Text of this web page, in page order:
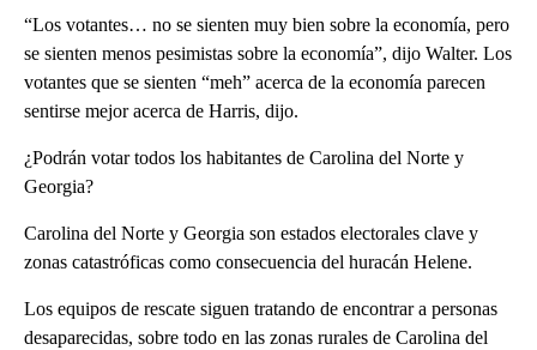
“Los votantes… no se sienten muy bien sobre la economía, pero
se sienten menos pesimistas sobre la economía”, dijo Walter. Los
votantes que se sienten “meh” acerca de la economía parecen
sentirse mejor acerca de Harris, dijo.
¿Podrán votar todos los habitantes de Carolina del Norte y
Georgia?
Carolina del Norte y Georgia son estados electorales clave y
zonas catastróficas como consecuencia del huracán Helene.
Los equipos de rescate siguen tratando de encontrar a personas
desaparecidas, sobre todo en las zonas rurales de Carolina del